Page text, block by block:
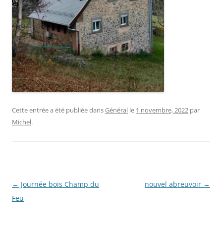
Cette entrée a été publiée dansGénéral le 1 novembre, 2022 par
Michel.
Navigation
des
← Journée bois Champ du
Feu
nouvel abreuvoir →